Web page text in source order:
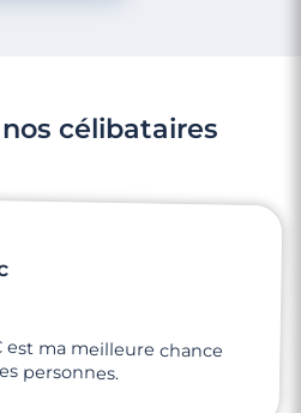
célibataires
est ma meilleure chance
personnes.